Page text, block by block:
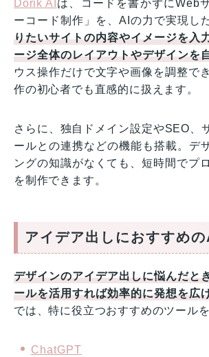
Dorik AI は、コードを書かずにWeb
ーコード制作」を、AIの力で実現し
りたいサイトの内容やイメージを入
ージ全体のレイアウトやデザインを
ウス操作だけで文字や画像を調整で
作の初心者でも直感的に扱えます。
さらに、独自ドメイン設定やSEO、
ールとの連携などの機能も搭載。デ
ングの知識がなくても、短時間でプ
を制作できます。
アイデア出しにおすすめ
デザインのアイデア出しに悩んだと
ールを活用すれば効率的に発想を広
では、特に役立つおすすめのツール
ChatGPT